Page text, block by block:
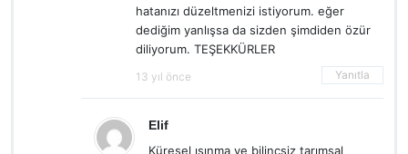
hatanızı düzeltmenizi istiyorum. eğer
dediğim yanlışsa da sizden şimdiden özür
diliyorum. TEŞEKKÜRLER
13 yıl önce Yanıtla
Elif
Küresel ısınma ve bilinçsiz tarımsal